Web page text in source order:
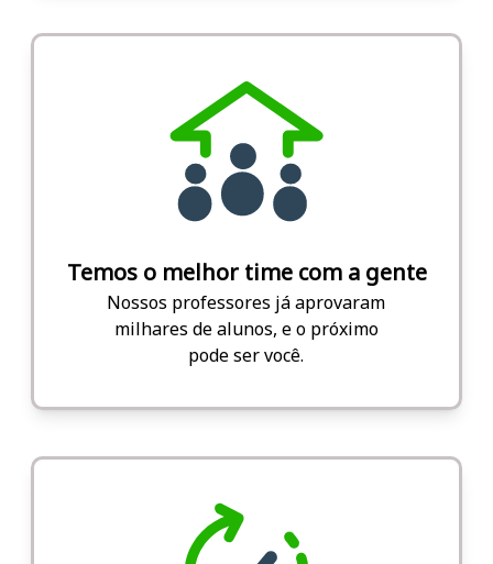
Temos o melhor time com a gente
Nossos professores já aprovaram
milhares de alunos, e o próximo
pode ser você.